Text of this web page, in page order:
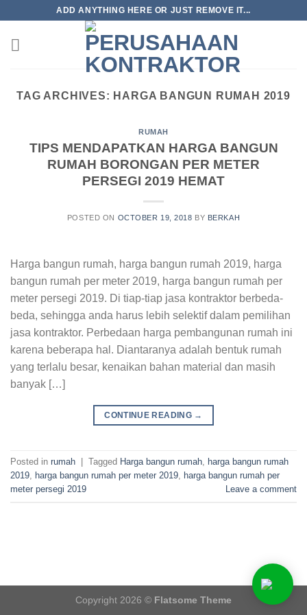
content
ADD ANYTHING HERE OR JUST REMOVE IT...
TAG ARCHIVES: HARGA BANGUN RUMAH 2019
RUMAH
TIPS MENDAPATKAN HARGA BANGUN
RUMAH BORONGAN PER METER
PERSEGI 2019 HEMAT
POSTED ON OCTOBER 19, 2018 BY BERKAH
Harga bangun rumah, harga bangun rumah 2019, harga
bangun rumah per meter 2019, harga bangun rumah per
meter persegi 2019. Di tiap-tiap jasa kontraktor berbeda-
beda, sehingga anda harus lebih selektif dalam pemilihan
jasa kontraktor. Perbedaan harga pembangunan rumah ini
karena beberapa hal. Diantaranya adalah bentuk rumah
yang terlalu besar, kenaikan bahan material dan masih
banyak […]
CONTINUE READING →
Posted in rumah Tagged Harga bangun rumah
harga bangun rumah
2019
harga bangun rumah per meter 2019
harga bangun rumah per
meter persegi 2019
Leave a comment
Copyright 2026 © Flatsome Theme